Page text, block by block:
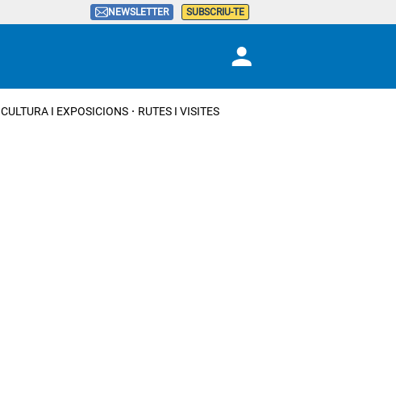
NEWSLETTER SUBSCRIU-TE
CULTURA I EXPOSICIONS RUTES I VISITES